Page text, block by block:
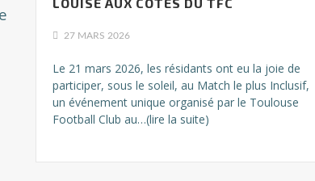
27 MARS 2026
Le 21 mars 2026, les résidants ont eu la joie de
participer, sous le soleil, au Match le plus Inclusif,
un événement unique organisé par le Toulouse
Football Club au…(lire la suite)